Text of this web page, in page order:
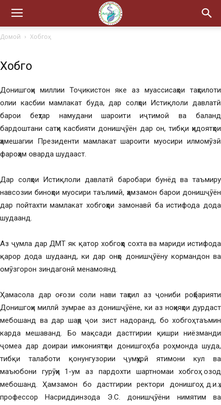
Домой Хобгоҳ
Хобгоҳ
Донишгоҳи миллии Тоҷикистон яке аз муассисаҳои таҳсилоти
олии касбии мамлакат буда, дар солҳои Истиқлоли давлатӣ
барои беҳтар намудани шароити иҷтимоӣ ва баланд
бардоштани сатҳи касбияти донишҷӯён дар он, тибқи ҳидоятҳои
ҳамешагии Президенти мамлакат шароити муосири илмомӯзӣ
фароҳам оварда шудааст.
Дар солҳои Истиқлоли давлатӣ баробари бунёд ва таъмиру
навсозии биноҳои муосири таълимӣ, ҳамзамон барои донишҷӯён
дар пойтахти мамлакат хобгоҳҳои замонавӣ ба истифода дода
шудаанд.
Аз ҷумла дар ДМТ як қатор хобгоҳҳо сохта ва мариди истифода
қарор дода шудаанд, ки дар онҳо донишҷӯёну кормандон ва
омӯзгорон зиндагонӣ менамоянд.
Ҳамасола дар оғози соли нави таҳсил аз ҷониби роҳбарияти
Донишгоҳи миллӣ зумрае аз донишҷӯёне, ки аз ноҳияҳои дурдаст
мебошанд ва дар шаҳр ҷои зист надоранд, бо хобгоҳ таъмин
карда мешаванд. Бо мақсади дастгирии қишри ниёзманди
ҷомеа дар доираи имкониятҳои донишгоҳ ба роҳ монда шуда,
тибқи талаботи қонунгузории ҷумҳурӣ ятимони кул ва
маъюбони гурӯҳи 1-ум аз пардохти шартномаи хобгоҳ озод
мебошанд. Ҳамзамон бо дастгирии ректори донишгоҳ, д.и.ҳ.,
профессор Насриддинзода Э.С. донишҷӯёни нимятим ва